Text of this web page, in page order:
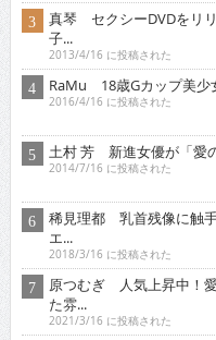
真琴 セクシーDVDをリ
子...
2013/4/16 に投稿された
RaMu 18歳Gカップ美少
2016/4/16 に投稿された
土村 芳 新進女優が「愛
2014/7/16 に投稿された
稀見理都 乳首残像に触
エ...
2018/3/16 に投稿された
原つむぎ 人気上昇中！
た雰...
2021/3/16 に投稿された